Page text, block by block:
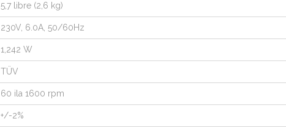
5,7 libre (2,6 kg)
230V, 6.0A, 50/60Hz
1,242 W
TÜV
60 ila 1600 rpm
+/-2%